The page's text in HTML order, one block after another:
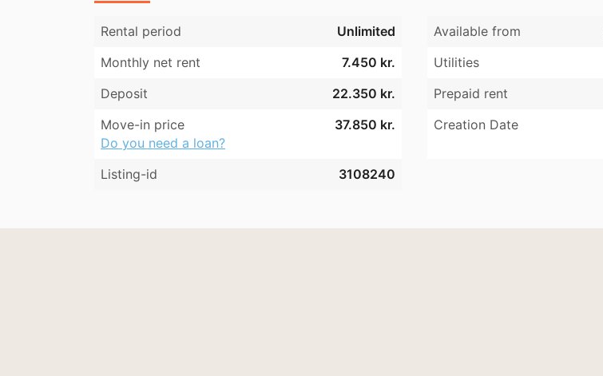
Rental period Unlimited Available from
Monthly net rent
7.450 kr. Utilities
Deposit
22.350 kr. Prepaid rent
Move-in price
37.850 kr.
Do you need a loan?
Creation Date
Listing-id 3108240